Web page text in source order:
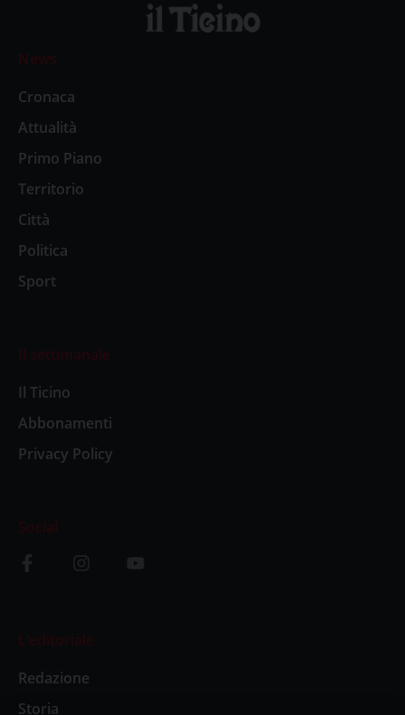
News
Cronaca
Attualità
Primo Piano
Territorio
Città
Politica
Sport
Il settimanale
Il Ticino
Abbonamenti
Privacy Policy
Social
L’editoriale
Redazione
Storia